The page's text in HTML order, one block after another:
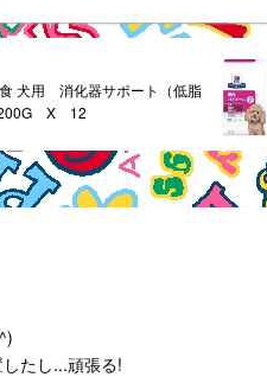
犬用 消化器サポート（低脂
X 12
たし...頑張る!